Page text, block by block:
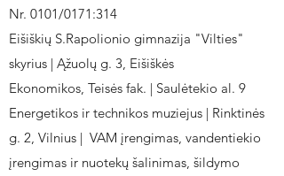
Nr. 0101/0171:314
Eišiškių S.Rapolionio gimnazija "Vilties"
skyrius | Ąžuolų g. 3, Eišiškės
Ekonomikos, Teisės fak. | Saulėtekio al. 9
Energetikos ir technikos muziejus | Rinktinės
g. 2, Vilnius | VAM įrengimas, vandentiekio
įrengimas ir nuotekų šalinimas, šildymo